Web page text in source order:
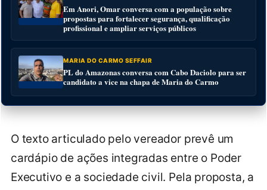
Em Anori, Omar conversa com a população sobre
propostas para fortalecer segurança, qualificação
profissional e ampliar serviços públicos
MARIA DO CARMO SEFFAIR
PL do Amazonas conversa com Cabo Daciolo para ser
candidato a vice na chapa de Maria do Carmo
O texto articulado pelo vereador prevê um
cardápio de ações integradas entre o Poder
Executivo e a sociedade civil. Pela proposta, a